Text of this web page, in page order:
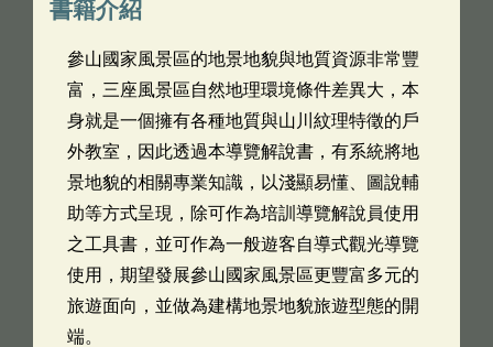
書籍介紹
參山國家風景區的地景地貌與地質資源非常豐
富，三座風景區自然地理環境條件差異大，本
身就是一個擁有各種地質與山川紋理特徵的戶
外教室，因此透過本導覽解說書，有系統將地
景地貌的相關專業知識，以淺顯易懂、圖說輔
助等方式呈現，除可作為培訓導覽解說員使用
之工具書，並可作為一般遊客自導式觀光導覽
使用，期望發展參山國家風景區更豐富多元的
旅遊面向，並做為建構地景地貌旅遊型態的開
端。